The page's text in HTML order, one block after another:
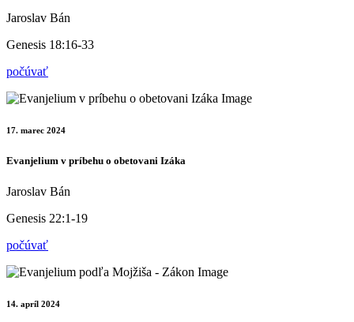
Jaroslav Bán
Genesis 18:16-33
počúvať
17. marec 2024
Evanjelium v príbehu o obetovani Izáka
Jaroslav Bán
Genesis 22:1-19
počúvať
14. apríl 2024